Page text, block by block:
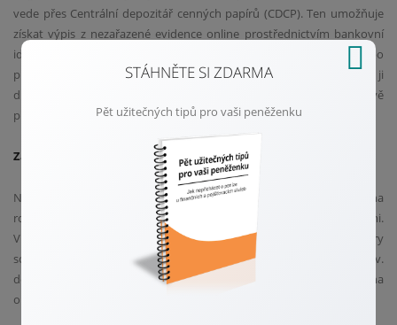
vede přes Centrální depozitář cenných papírů (CDCP). Ten umožňuje
získat výpis z nezařazené evidence online prostřednictvím bankovní
identity. K dispozici jsou i jiné možnosti, například osobní nebo
písemná žádost. Některé akcie už sice ztratily na hodnotě, ale jiné si ji
drží i po letech. Udělat si malou osobní inventuru může být překvapivě
přínosné.
Zapomenuté akcie i po předcích: Co když jde o dědictví?
Není výjimkou, že zapomenuté akcie jsou stále vedené na jména
rodičů, prarodičů nebo jiných blízkých, kteří už nejsou mezi námi.
V takovém případě je důležité zjistit, zda byly tyto cenné papíry
součástí dědického řízení. Pokud ne, lze podat návrh na tzv.
dodatečné dědické řízení, díky kterému může majetek přejít na
oprávněné dědice.
STÁHNĚTE SI ZDARMA
Pět užitečných tipů pro vaši peněženku